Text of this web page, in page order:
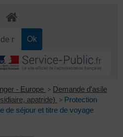
- Europe > Demande d'asile
apatride) > Protection
de séjour et titre de voyage